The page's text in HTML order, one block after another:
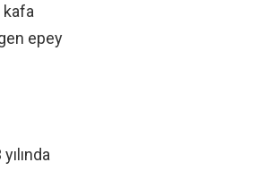
kafa
epey